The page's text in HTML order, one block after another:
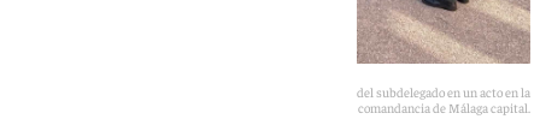
Los agentes de la Guardia Civil escuchan las palabras del subdelegado en un acto en la
comandancia de Málaga capital.